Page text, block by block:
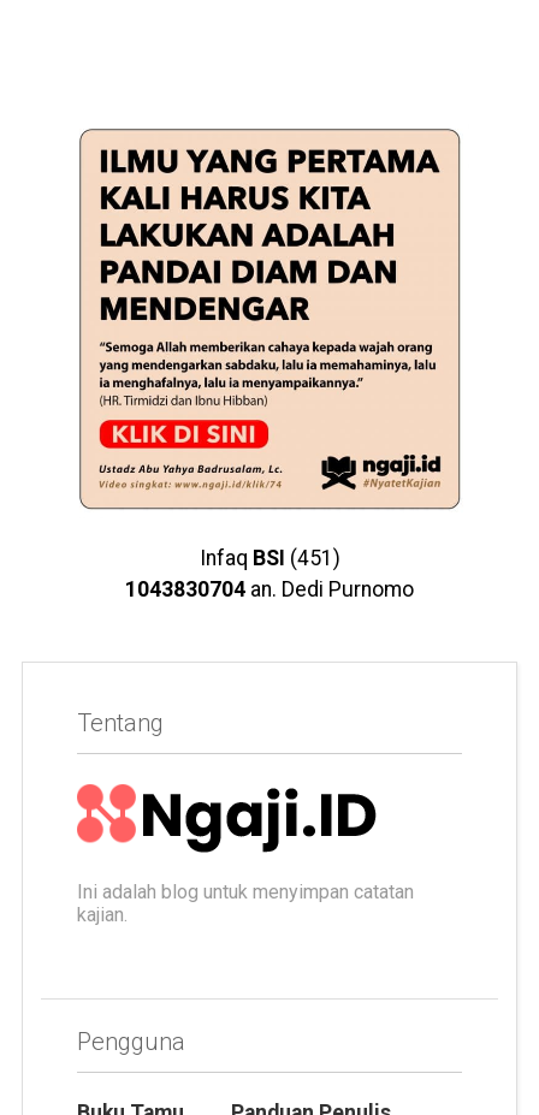
Infaq BSI (451)
1043830704 an. Dedi Purnomo
Tentang
Ini adalah blog untuk menyimpan catatan
kajian.
Pengguna